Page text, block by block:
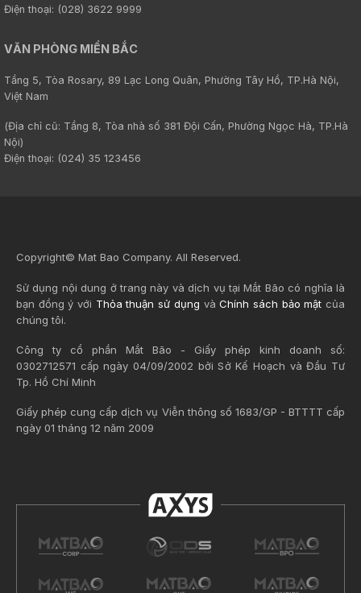
Điện thoại: (028) 3622 9999
VĂN PHÒNG MIỀN BẮC
Tầng 5, Tòa Rosary, 89 Lạc Long Quân, Phường Tây Hồ, TP.Hà Nội,
Việt Nam
(Địa chỉ cũ: Tầng 8, Tòa nhà số 381 Đội Cấn, Phường Ngọc Hà, TP.Hà
Nội)
Điện thoại: (024) 35 123456
Copyright© Mat Bao Company. All Reserved.
Sử dụng nội dung ở trang này và dịch vụ tại Mắt Bão có nghĩa là
bạn đồng ý với Thỏa thuận sử dụng vàChính sách bảo mật của
chúng tôi.
Công ty cổ phần Mắt Bão - Giấy phép kinh doanh số:
0302712571 cấp ngày 04/09/2002 bởi Sở Kế Hoạch và Đầu Tư
Tp. Hồ Chí Minh
Giấy phép cung cấp dịch vụ Viễn thông số 1683/GP - BTTTT cấp
ngày 01 tháng 12 năm 2009